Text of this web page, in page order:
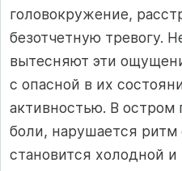
головокружение,
безотчетную тревогу.
вытесняют эти
с опасной в их
активностью. В остром
боли, нарушается
становится холодной